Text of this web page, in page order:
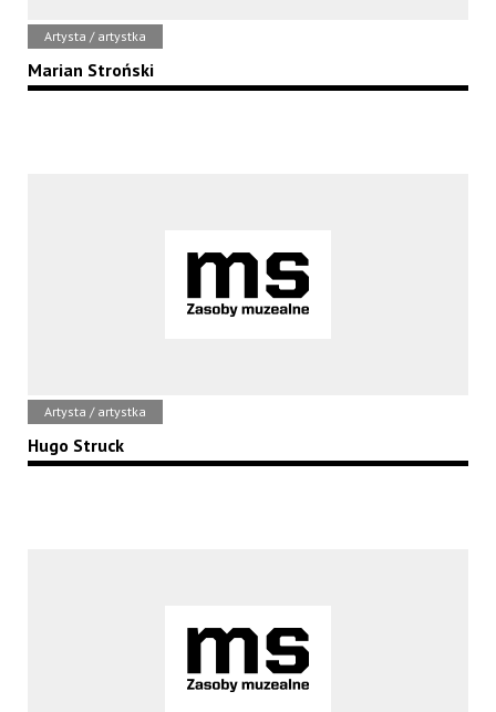
Artysta / artystka
Marian Stroński
Artysta / artystka
Hugo Struck